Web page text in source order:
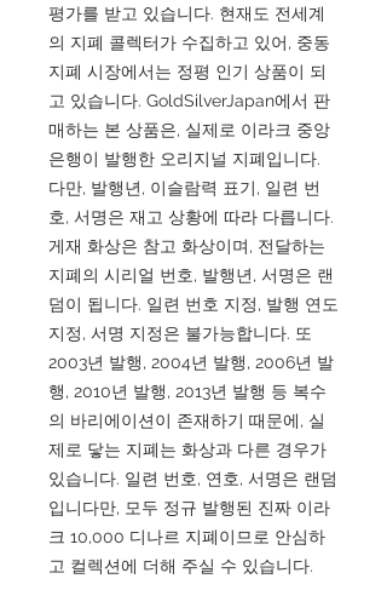
평가를 받고 있습니다. 현재도 전세계
의 지폐 콜렉터가 수집하고 있어, 중동
지폐 시장에서는 정평 인기 상품이 되
고 있습니다. GoldSilverJapan에서 판
매하는 본 상품은, 실제로 이라크 중앙
은행이 발행한 오리지널 지폐입니다.
다만, 발행년, 이슬람력 표기, 일련 번
호, 서명은 재고 상황에 따라 다릅니다.
게재 화상은 참고 화상이며, 전달하는
지폐의 시리얼 번호, 발행년, 서명은 랜
덤이 됩니다. 일련 번호 지정, 발행 연도
지정, 서명 지정은 불가능합니다. 또
2003년 발행, 2004년 발행, 2006년 발
행, 2010년 발행, 2013년 발행 등 복수
의 바리에이션이 존재하기 때문에, 실
제로 닿는 지폐는 화상과 다른 경우가
있습니다. 일련 번호, 연호, 서명은 랜덤
입니다만, 모두 정규 발행된 진짜 이라
크 10,000 디나르 지폐이므로 안심하
고 컬렉션에 더해 주실 수 있습니다.